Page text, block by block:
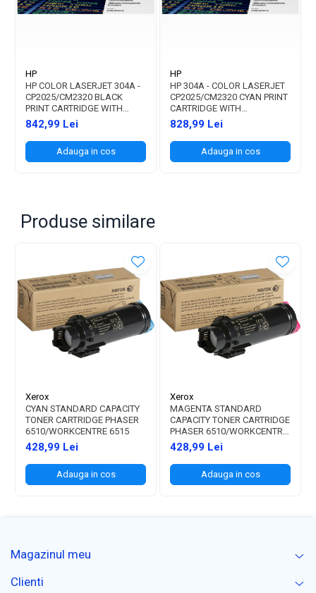
HP
HP COLOR LASERJET 304A -
CP2025/CM2320 BLACK
PRINT CARTRIDGE WITH
COLORSPHERE TONER (3.500
PAG)
842,99 Lei
Adauga in cos
HP
HP 304A - COLOR LASERJET
CP2025/CM2320 CYAN PRINT
CARTRIDGE WITH
COLORSPHERE TONER (2.800
PAG)
828,99 Lei
Adauga in cos
Produse similare
Xerox
CYAN STANDARD CAPACITY
TONER CARTRIDGE PHASER
6510/WORKCENTRE 6515
428,99 Lei
Adauga in cos
Xerox
MAGENTA STANDARD
CAPACITY TONER CARTRIDGE
PHASER 6510/WORKCENTRE
6515
428,99 Lei
Adauga in cos
Magazinul meu
Clienti